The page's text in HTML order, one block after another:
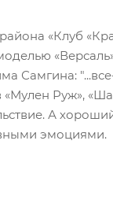
«Клуб
Самгина:
«Мулен Руж»,
А
эмоциями.